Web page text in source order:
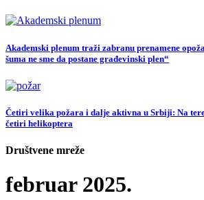
Akademski plenum traži zabranu prenamene
šuma ne sme da postane građevinski plen“
Četiri velika požara i dalje aktivna u Srbiji: Na
četiri helikoptera
Društvene mreže
februar 2025.